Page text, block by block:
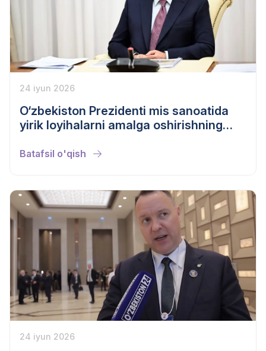
24 iyun 2026
O‘zbekiston Prezidenti mis sanoatida
yirik loyihalarni amalga oshirishning
Batafsil o'qish
24 iyun 2026